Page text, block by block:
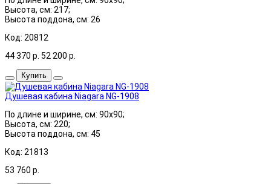
Высота, см: 217;
Высота поддона, см: 26
Код: 20812
44 370 р. 52 200 р.
Купить
Душевая кабина Niagara NG-1908
По длине и ширине, см: 90x90;
Высота, см: 220;
Высота поддона, см: 45
Код: 21813
53 760 р.